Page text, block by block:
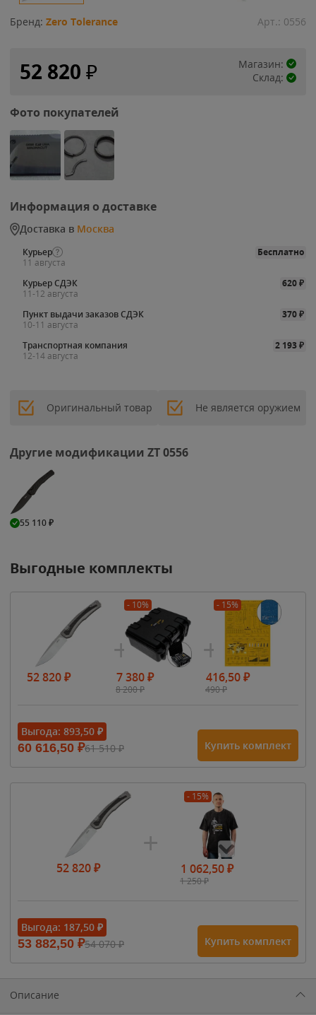
Бренд: Zero Tolerance Арт.: 0556
52 820 ₽
Магазин:
Склад:
Фото покупателей
Информация о доставке
Доставка в Москва
Курьер
Бесплатно
11 августа
Курьер СДЭК
620₽
11-12 августа
Пункт выдачи заказов СДЭК
370₽
10-11 августа
Транспортная компания
2 193₽
12-14 августа
Оригинальный товар Не является оружием
Другие модификации ZT 0556
55 110₽
Выгодные комплекты
52 820₽
- 10%
7 380₽
8 200₽
- 15%
416,50₽
490₽
Выгода: 893,50 ₽
60 616,50 ₽61 510₽ Купить комплект
52 820₽
- 15%
1 062,50₽
1 250₽
1 900₽1 900₽
Выгода: 187,50 ₽
53 882,50 ₽54 070₽ Купить комплект
Описание